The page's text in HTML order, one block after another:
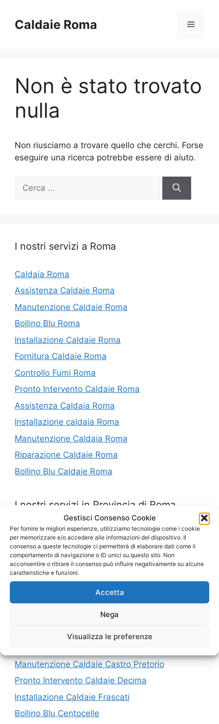
Gestisci Consenso Cookie
Per fornire le migliori esperienze, utilizziamo tecnologie come i cookie
per memorizzare e/o accedere alle informazioni del dispositivo. Il
consenso a queste tecnologie ci permetterà di elaborare dati come il
comportamento di navigazione o ID unici su questo sito. Non
acconsentire o ritirare il consenso può influire negativamente su alcune
caratteristiche e funzioni.
Accetta
Nega
Visualizza le preferenze
contenuto
Caldaie Roma Menu
Non è stato trovato
nulla
Non riusciamo a trovare quello che cerchi. Forse
eseguire una ricerca potrebbe essere di aiuto.
per:
I nostri servizi a Roma
Caldaia Roma
Assistenza Caldaie Roma
Manutenzione Caldaie Roma
Bollino Blu Roma
Installazione Caldaie Roma
Fornitura Caldaie Roma
Controllo Fumi Roma
Pronto Intervento Caldaie Roma
Assistenza Caldaia Roma
Installazione caldaia Roma
Manutenzione Caldaia Roma
Riparazione Caldaie Roma
Bollino Blu Caldaie Roma
I nostri servizi in Provincia di Roma
Bollino Blu Garbatella
Pronto Intervento Caldaie Capannelle
Caldaie Rocca Di Papa
Installazione Caldaie Colle Palatino
Controllo Fumi Aventino
Manutenzione Caldaie Castro Pretorio
Pronto Intervento Caldaie Decima
Installazione Caldaie Frascati
Bollino Blu Centocelle